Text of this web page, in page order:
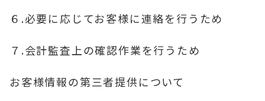
６.必要に応じてお客様に連絡を行うため
７.会計監査上の確認作業を行うため
お客様情報の第三者提供について